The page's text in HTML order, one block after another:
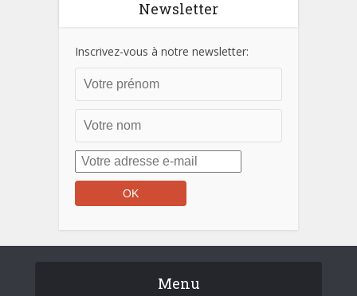
Newsletter
Inscrivez-vous à notre newsletter:
Menu